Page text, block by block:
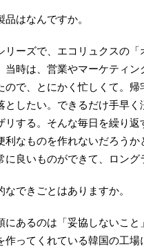
はなんですか。
リーズで、エコリュクスの
当時は、営業やマーケティ
ので、とにかく忙しくて。
としたい。できるだけ手早
リする。そんな毎日を繰り
利なものを作れないだろう
に良いものができて、ロング
できごとはありますか。
にあるのは「妥協しないこ
作ってくれている韓国の工